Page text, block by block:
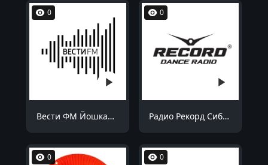
0
Вести ФМ Йошкар-Ола 90.9 FM
0
Радио Рекорд Сибай 100.7 FM
0 0